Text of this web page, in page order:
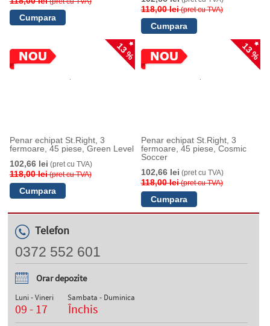
118,00 lei(pret cu TVA)
13 %
Penar echipat St.Right, 3
fermoare, 45 piese, Green Level
102,66 lei (pret cu TVA)
118,00 lei(pret cu TVA)
13 %
Penar echipat St.Right, 3
fermoare, 45 piese, Cosmic
Soccer
102,66 lei (pret cu TVA)
118,00 lei(pret cu TVA)
Telefon
0372 552 601
Orar depozite
Luni - Vineri
09 - 17
Sambata - Duminica
Închis